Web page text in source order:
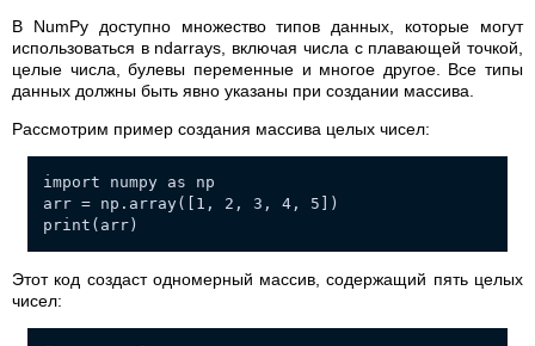
В NumPy доступно множество типов данных, которые могут
использоваться в ndarrays, включая числа с плавающей точкой,
целые числа, булевы переменные и многое другое. Все типы
данных должны быть явно указаны при создании массива.
Рассмотрим пример создания массива целых чисел:
import numpy as np
arr = np.array([1, 2, 3, 4, 5])
print(arr)
Этот код создаст одномерный массив, содержащий пять целых
чисел: